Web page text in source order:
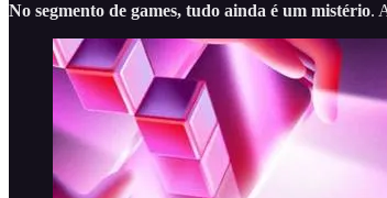
No segmento de games, tudo ainda é um mistério.